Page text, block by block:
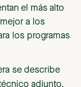
el más alto
a los
los programas
se describe
adjunto.